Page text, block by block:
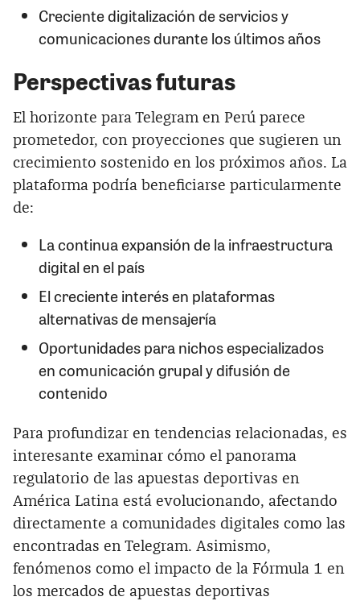
Creciente digitalización de servicios y
comunicaciones durante los últimos años
Perspectivas futuras
El horizonte para Telegram en Perú parece
prometedor, con proyecciones que sugieren un
crecimiento sostenido en los próximos años. La
plataforma podría beneficiarse particularmente
de:
La continua expansión de la infraestructura
digital en el país
El creciente interés en plataformas
alternativas de mensajería
Oportunidades para nichos especializados
en comunicación grupal y difusión de
contenido
Para profundizar en tendencias relacionadas, es
interesante examinar cómo el panorama
regulatorio de las apuestas deportivas en
América Latina está evolucionando, afectando
directamente a comunidades digitales como las
encontradas en Telegram. Asimismo,
fenómenos como el impacto de la Fórmula 1 en
los mercados de apuestas deportivas